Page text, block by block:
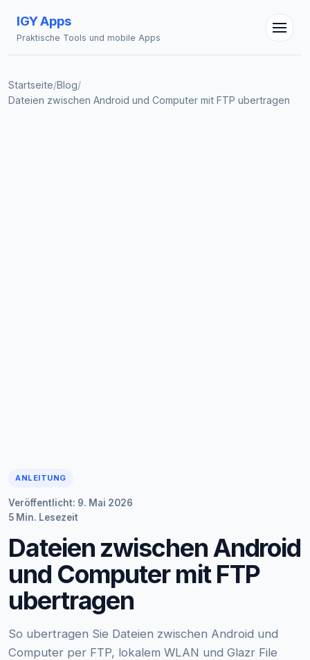
IGY Apps
Praktische Tools und mobile Apps
Startseite/Blog/
Dateien zwischen Android und Computer mit FTP ubertragen
ANLEITUNG
Veröffentlicht: 9. Mai 2026
5 Min. Lesezeit
Dateien zwischen Android
und Computer mit FTP
ubertragen
So ubertragen Sie Dateien zwischen Android und
Computer per FTP, lokalem WLAN und Glazr File